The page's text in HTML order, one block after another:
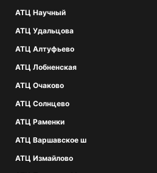
АТЦ Научный
АТЦ Удальцова
АТЦ Алтуфьево
АТЦ Лобненская
АТЦ Очаково
АТЦ Солнцево
АТЦ Раменки
АТЦ Варшавское ш
АТЦ Измайлово